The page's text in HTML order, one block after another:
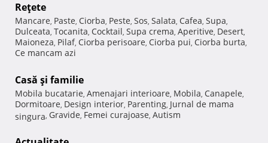
Reţete
Mancare, Paste, Ciorba, Peste, Sos, Salata, Cafea, Supa,
Dulceata, Tocanita, Cocktail, Supa crema, Aperitive, Desert,
Maioneza, Pilaf, Ciorba perisoare, Ciorba pui, Ciorba burta,
Ce mancam azi
Casă şi familie
Mobila bucatarie, Amenajari interioare, Mobila, Canapele,
Dormitoare, Design interior, Parenting, Jurnal de mama
singura, Gravide, Femei curajoase, Autism